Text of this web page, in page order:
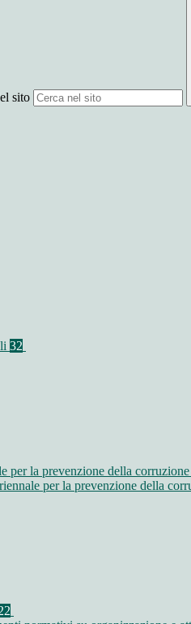
sito
32
per la prevenzione della corruzione
per la prevenzione della